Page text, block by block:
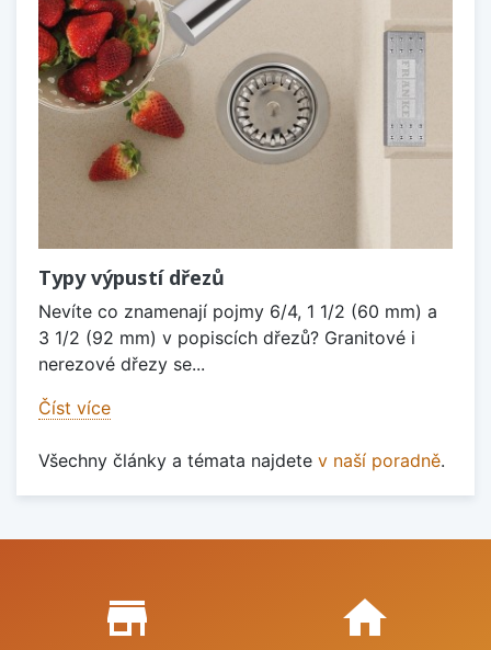
Typy výpustí dřezů
Nevíte co znamenají pojmy 6/4, 1 1/2 (60 mm) a
3 1/2 (92 mm) v popiscích dřezů? Granitové i
nerezové dřezy se...
Číst více
Všechny články a témata najdete v naší poradně.
Proč nakupovat u nás?
store_mall_directory home